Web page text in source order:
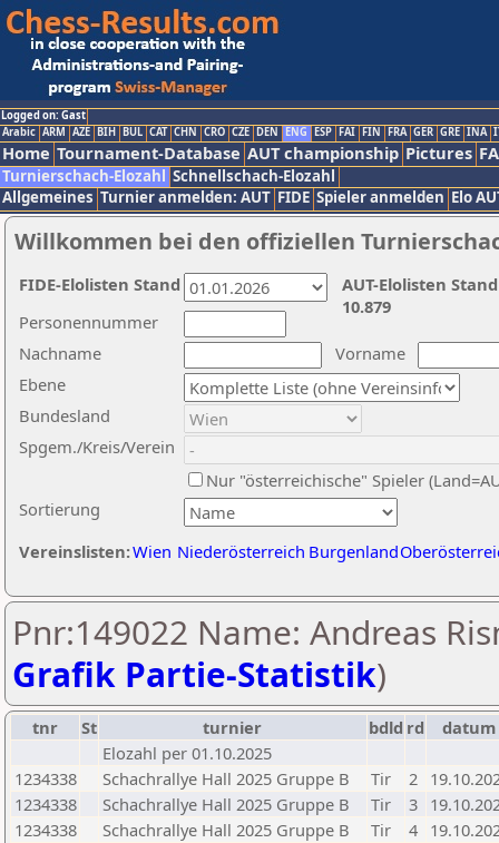
Logged on: Gast
Arabic ARM AZE BIH BUL CAT CHN CRO CZE DEN ENG ESP FAI FIN FRA GER GRE INA
Home Tournament-Database AUT championship Pictures
Turnierschach-Elozahl Schnellschach-Elozahl
Allgemeines Turnier anmelden: AUT FIDE Spieler anmelden Elo
Willkommen bei den offiziellen
Nachname
Vorname
Ebene
Sortierung
Personennummer
Bundesland
Spgem./Kreis/Verein
Nur "österreichische" Spieler
Vereinslisten:Wien Niederösterreich Burgenland
AUT-Elolisten
10.879
FIDE-Elolisten Stand
Pnr:149022 Name: Andreas
Grafik Partie-Statistik)
tnr St turnier bdld rd
datum
Elozahl per 01.10.2025
1234338
Schachrallye Hall 2025 Gruppe B Tir 2
1234338
Schachrallye Hall 2025 Gruppe B Tir 3
1234338
Schachrallye Hall 2025 Gruppe B Tir 4